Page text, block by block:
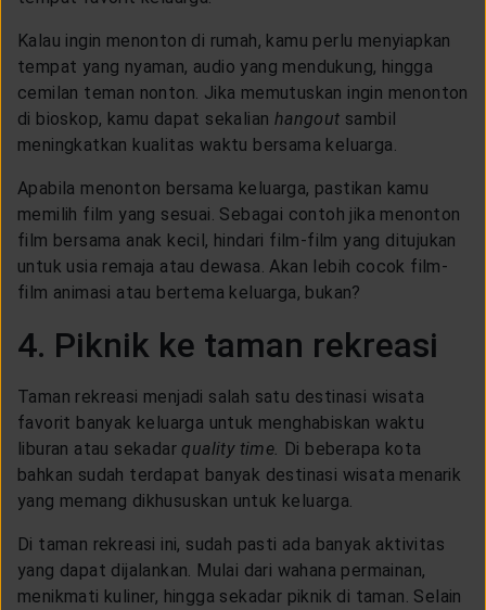
Kalau ingin menonton di rumah, kamu perlu menyiapkan
tempat yang nyaman, audio yang mendukung, hingga
cemilan teman nonton. Jika memutuskan ingin menonton
di bioskop, kamu dapat sekalian hangout sambil
meningkatkan kualitas waktu bersama keluarga.
Apabila menonton bersama keluarga, pastikan kamu
memilih film yang sesuai. Sebagai contoh jika menonton
film bersama anak kecil, hindari film-film yang ditujukan
untuk usia remaja atau dewasa. Akan lebih cocok film-
film animasi atau bertema keluarga, bukan?
4. Piknik ke taman rekreasi
Taman rekreasi menjadi salah satu destinasi wisata
favorit banyak keluarga untuk menghabiskan waktu
liburan atau sekadar quality time. Di beberapa kota
bahkan sudah terdapat banyak destinasi wisata menarik
yang memang dikhususkan untuk keluarga.
Di taman rekreasi ini, sudah pasti ada banyak aktivitas
yang dapat dijalankan. Mulai dari wahana permainan,
menikmati kuliner, hingga sekadar piknik di taman. Selain